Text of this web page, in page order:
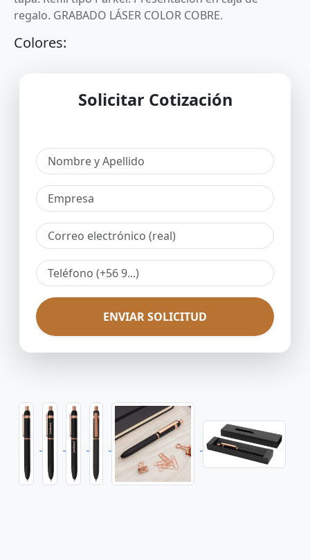
regalo. GRABADO LÁSER COLOR COBRE.
Colores:
Solicitar Cotización
ENVIAR SOLICITUD